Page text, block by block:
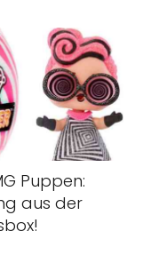
Puppen:
aus der